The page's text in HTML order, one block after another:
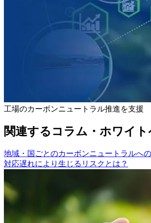
工場のカーボンニュートラル推進を支援
関連するコラム・ホワイト
地域・国ごとのカーボンニュートラルへ
対応遅れにより生じるリスクとは？